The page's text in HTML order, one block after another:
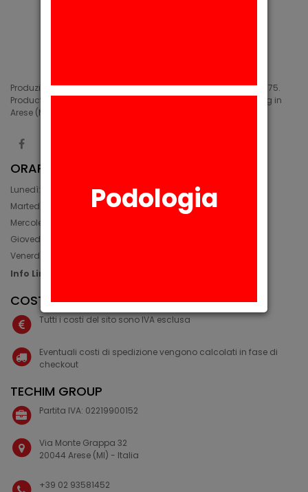
Produzione di siliconi medicali e industriali in Arese (MI) dal 1975.
Production of medical and industrial silicones. Manufacturing in
Arese (MI) since 1975.
ORARIO
Lunedì: 08:30 - 12:30, 14:00 - 17:45
Martedì: 08:30 - 12:30, 14:00 - 17:00
Mercoledì: 08:30 - 12:30, 14:00 - 17:00
Giovedì: 09:30 - 12:30, 14:00 - 17:00
Venerdì: 08:30 - 12:30, 14:00 - 17:00
Info Line: +39 02 93581452
COSTI IVA E SPEDIZIONE
Tutti i costi del sito sono IVA esclusa
Eventuali costi di spedizione vengono calcolati in fase di
checkout
TECHIM GROUP
Partita IVA: 02219900152
Via Monte Grappa 32
20044 Arese (MI) - Italia
+39 02 93581452
Podologia